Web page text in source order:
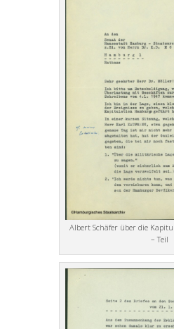
Albert Schäfer über die
– Teil